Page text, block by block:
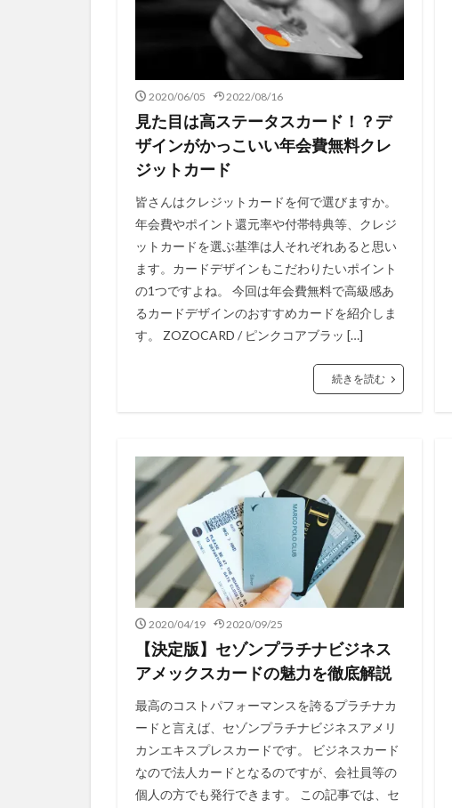
2020/06/05 2022/08/16
見た目は高ステータスカード！？デ
ザインがかっこいい年会費無料クレ
ジットカード
皆さんはクレジットカードを何で選びますか。
年会費やポイント還元率や付帯特典等、クレジ
ットカードを選ぶ基準は人それぞれあると思い
ます。カードデザインもこだわりたいポイント
の1つですよね。 今回は年会費無料で高級感あ
るカードデザインのおすすめカードを紹介しま
す。 ZOZOCARD / ピンクコアブラッ […]
続きを読む
2020/04/19 2020/09/25
【決定版】セゾンプラチナビジネス
アメックスカードの魅力を徹底解説
最高のコストパフォーマンスを誇るプラチナカ
ードと言えば、セゾンプラチナビジネスアメリ
カンエキスプレスカードです。 ビジネスカード
なので法人カードとなるのですが、会社員等の
個人の方でも発行できます。 この記事では、セ